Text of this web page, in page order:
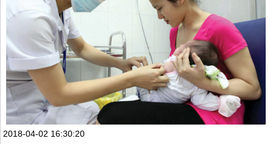
2018-04-02 16:30:20